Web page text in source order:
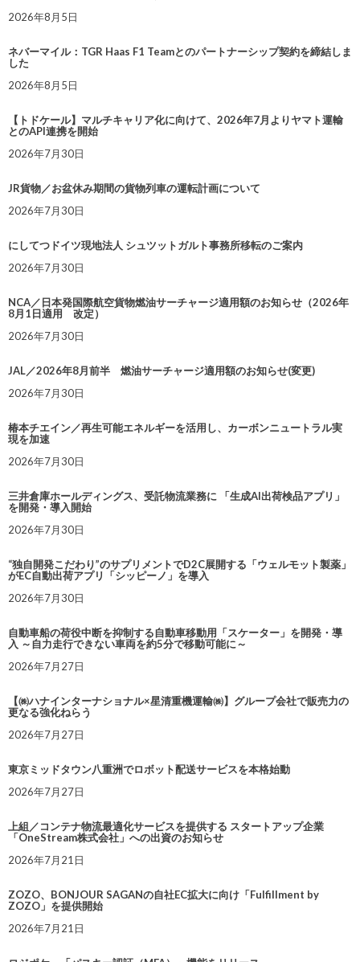
2026年8月5日
ネバーマイル：TGR Haas F1 Teamとのパートナーシップ契約を締結しま
した
2026年8月5日
【トドケール】マルチキャリア化に向けて、2026年7月よりヤマト運輸
とのAPI連携を開始
2026年7月30日
JR貨物／お盆休み期間の貨物列車の運転計画について
2026年7月30日
にしてつドイツ現地法人 シュツットガルト事務所移転のご案内
2026年7月30日
NCA／日本発国際航空貨物燃油サーチャージ適用額のお知らせ（2026年
8月1日適用 改定）
2026年7月30日
JAL／2026年8月前半 燃油サーチャージ適用額のお知らせ(変更)
2026年7月30日
椿本チエイン／再生可能エネルギーを活用し、カーボンニュートラル実
現を加速
2026年7月30日
三井倉庫ホールディングス、受託物流業務に 「生成AI出荷検品アプリ」
を開発・導入開始
2026年7月30日
“独自開発こだわり”のサプリメントでD2C展開する「ウェルモット製薬」
がEC自動出荷アプリ「シッピーノ」を導入
2026年7月30日
自動車船の荷役中断を抑制する自動車移動用「スケーター」を開発・導
入 ～自力走行できない車両を約5分で移動可能に～
2026年7月27日
【㈱ハナインターナショナル×星清重機運輸㈱】グループ会社で販売力の
更なる強化ねらう
2026年7月27日
東京ミッドタウン八重洲でロボット配送サービスを本格始動
2026年7月27日
上組／コンテナ物流最適化サービスを提供する スタートアップ企業
「OneStream株式会社」への出資のお知らせ
2026年7月21日
ZOZO、BONJOUR SAGANの自社EC拡大に向け「Fulfillment by
ZOZO」を提供開始
2026年7月21日